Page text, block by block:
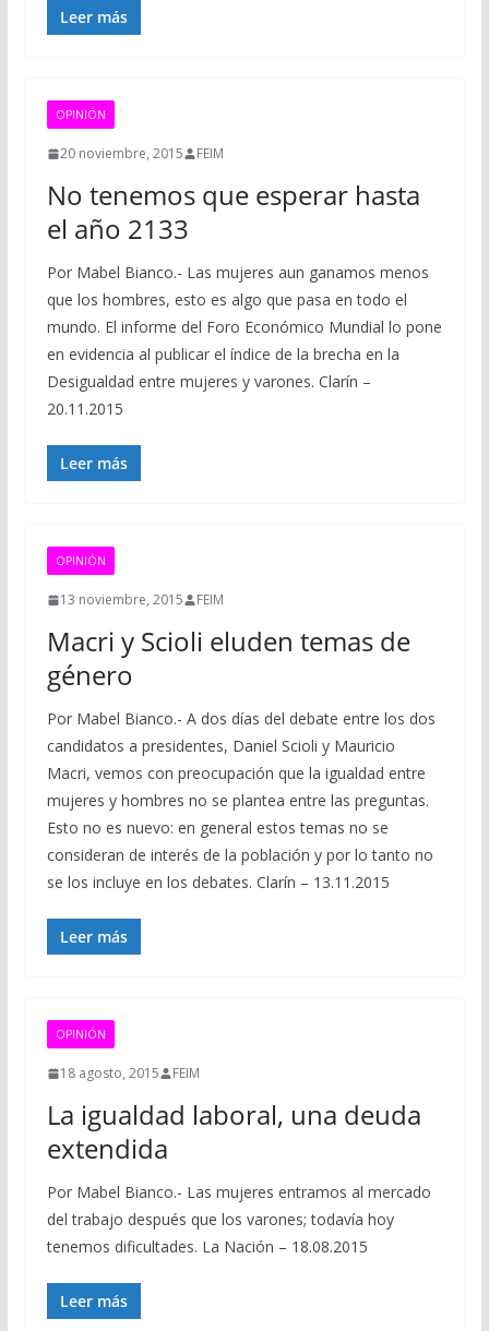
Leer más
OPINIÓN
20 noviembre, 2015 FEIM
No tenemos que esperar hasta
el año 2133
Por Mabel Bianco.- Las mujeres aun ganamos menos
que los hombres, esto es algo que pasa en todo el
mundo. El informe del Foro Económico Mundial lo pone
en evidencia al publicar el índice de la brecha en la
Desigualdad entre mujeres y varones. Clarín –
20.11.2015
Leer más
OPINIÓN
13 noviembre, 2015 FEIM
Macri y Scioli eluden temas de
género
Por Mabel Bianco.- A dos días del debate entre los dos
candidatos a presidentes, Daniel Scioli y Mauricio
Macri, vemos con preocupación que la igualdad entre
mujeres y hombres no se plantea entre las preguntas.
Esto no es nuevo: en general estos temas no se
consideran de interés de la población y por lo tanto no
se los incluye en los debates. Clarín – 13.11.2015
Leer más
OPINIÓN
18 agosto, 2015 FEIM
La igualdad laboral, una deuda
extendida
Por Mabel Bianco.- Las mujeres entramos al mercado
del trabajo después que los varones; todavía hoy
tenemos dificultades. La Nación – 18.08.2015
Leer más